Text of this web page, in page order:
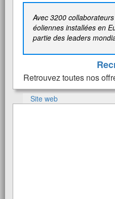
Avec 3200
éoliennes installées en
partie des leaders
Retrouvez toutes nos
Site web